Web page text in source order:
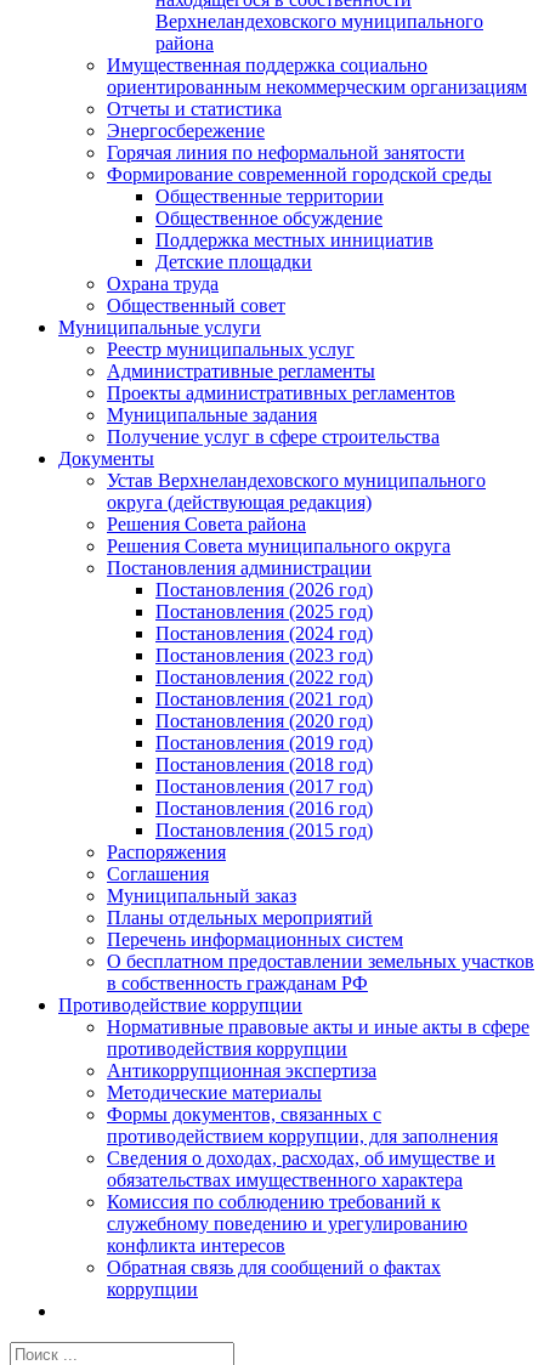
Верхнеландеховского муниципального
района
Имущественная поддержка социально
ориентированным некоммерческим организациям
Отчеты и статистика
Энергосбережение
Горячая линия по неформальной занятости
Формирование современной городской среды
Общественные территории
Общественное обсуждение
Поддержка местных иннициатив
Детские площадки
Охрана труда
Общественный совет
Муниципальные услуги
Реестр муниципальных услуг
Административные регламенты
Проекты административных регламентов
Муниципальные задания
Получение услуг в сфере строительства
Документы
Устав Верхнеландеховского муниципального
округа (действующая редакция)
Решения Совета района
Решения Совета муниципального округа
Постановления администрации
Постановления (2026 год)
Постановления (2025 год)
Постановления (2024 год)
Постановления (2023 год)
Постановления (2022 год)
Постановления (2021 год)
Постановления (2020 год)
Постановления (2019 год)
Постановления (2018 год)
Постановления (2017 год)
Постановления (2016 год)
Постановления (2015 год)
Распоряжения
Соглашения
Муниципальный заказ
Планы отдельных мероприятий
Перечень информационных систем
О бесплатном предоставлении земельных участков
в собственность гражданам РФ
Противодействие коррупции
Нормативные правовые акты и иные акты в сфере
противодействия коррупции
Антикоррупционная экспертиза
Методические материалы
Формы документов, связанных с
противодействием коррупции, для заполнения
Сведения о доходах, расходах, об имуществе и
обязательствах имущественного характера
Комиссия по соблюдению требований к
служебному поведению и урегулированию
конфликта интересов
Обратная связь для сообщений о фактах
коррупции
Результат